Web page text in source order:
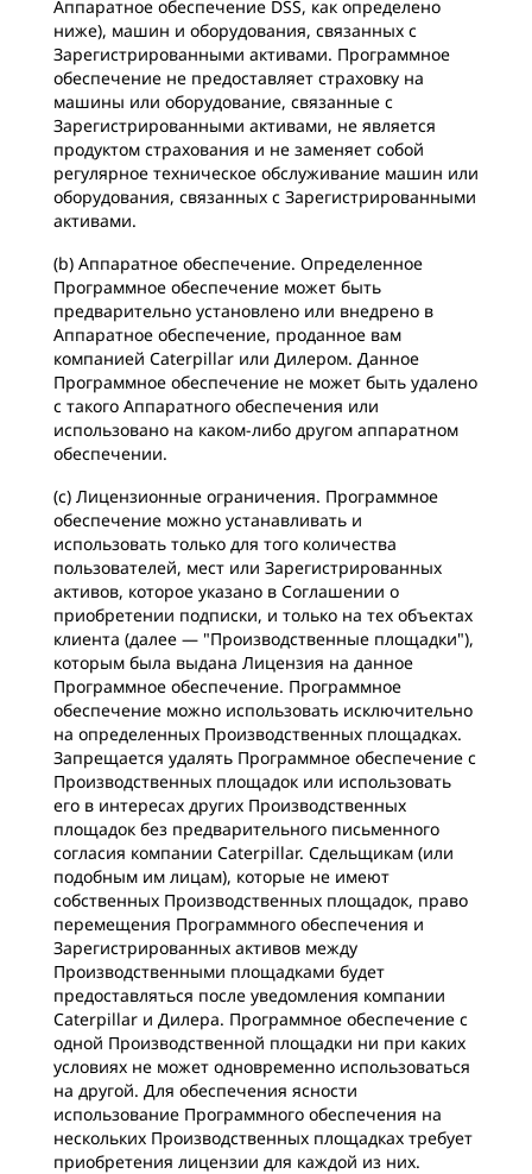
Аппаратное обеспечение DSS, как определено
ниже), машин и оборудования, связанных с
Зарегистрированными активами. Программное
обеспечение не предоставляет страховку на
машины или оборудование, связанные с
Зарегистрированными активами, не является
продуктом страхования и не заменяет собой
регулярное техническое обслуживание машин или
оборудования, связанных с Зарегистрированными
активами.
(b) Аппаратное обеспечение. Определенное
Программное обеспечение может быть
предварительно установлено или внедрено в
Аппаратное обеспечение, проданное вам
компанией Caterpillar или Дилером. Данное
Программное обеспечение не может быть удалено
с такого Аппаратного обеспечения или
использовано на каком-либо другом аппаратном
обеспечении.
(c) Лицензионные ограничения. Программное
обеспечение можно устанавливать и
использовать только для того количества
пользователей, мест или Зарегистрированных
активов, которое указано в Соглашении о
приобретении подписки, и только на тех объектах
клиента (далее — "Производственные площадки"),
которым была выдана Лицензия на данное
Программное обеспечение. Программное
обеспечение можно использовать исключительно
на определенных Производственных площадках.
Запрещается удалять Программное обеспечение с
Производственных площадок или использовать
его в интересах других Производственных
площадок без предварительного письменного
согласия компании Caterpillar. Сдельщикам (или
подобным им лицам), которые не имеют
собственных Производственных площадок, право
перемещения Программного обеспечения и
Зарегистрированных активов между
Производственными площадками будет
предоставляться после уведомления компании
Caterpillar и Дилера. Программное обеспечение с
одной Производственной площадки ни при каких
условиях не может одновременно использоваться
на другой. Для обеспечения ясности
использование Программного обеспечения на
нескольких Производственных площадках требует
приобретения лицензии для каждой из них.